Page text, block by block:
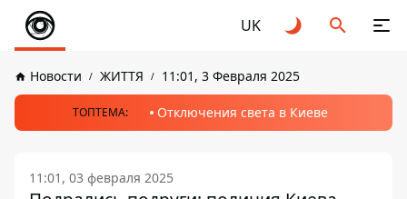
UK
Новости ЖИТТЯ 11:01, 3 Февраля 2025
ТОПТЕМА: Отключения света в Киеве
11:01, 03 февраля 2025